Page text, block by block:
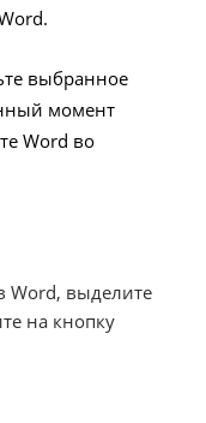
выбранное
момент
Word во
Word, выделите
на кнопку